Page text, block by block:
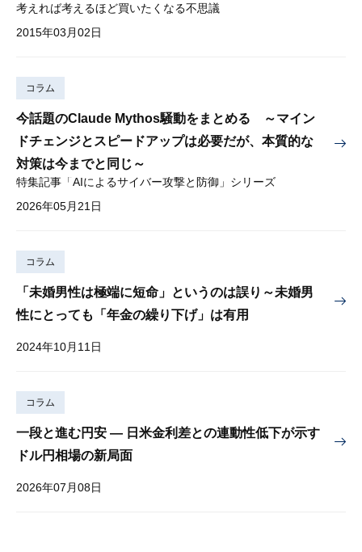
考えれば考えるほど買いたくなる不思議
2015年03月02日
コラム
今話題のClaude Mythos騒動をまとめる ～マイン
ドチェンジとスピードアップは必要だが、本質的な
対策は今までと同じ～
特集記事「AIによるサイバー攻撃と防御」シリーズ
2026年05月21日
コラム
「未婚男性は極端に短命」というのは誤り～未婚男
性にとっても「年金の繰り下げ」は有用
2024年10月11日
コラム
一段と進む円安 — 日米金利差との連動性低下が示す
ドル円相場の新局面
2026年07月08日